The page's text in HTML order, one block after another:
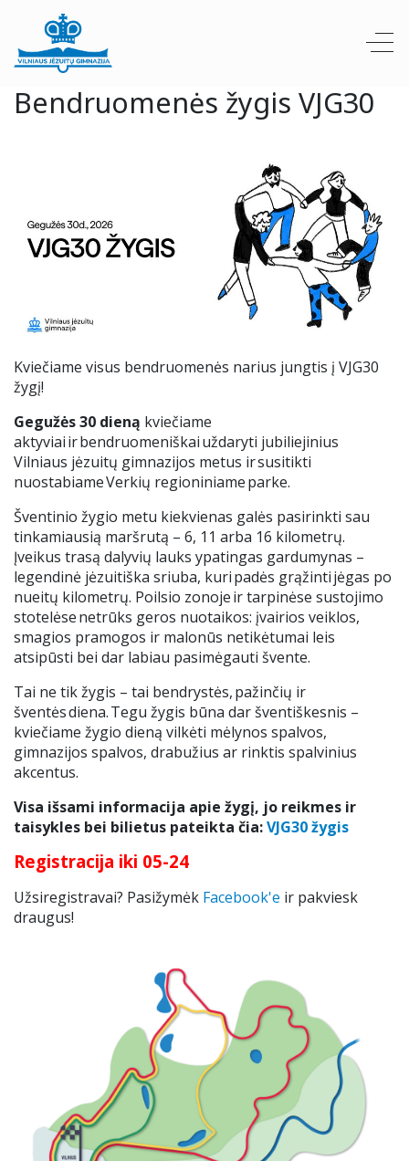
Bendruomenės žygis VJG30
Kviečiame visus bendruomenės narius jungtis į VJG30
žygį!
Gegužės 30 dieną kviečiame
aktyviai ir bendruomeniškai uždaryti jubiliejinius
Vilniaus jėzuitų gimnazijos metus ir susitikti
nuostabiame Verkių regioniniame parke.
Šventinio žygio metu kiekvienas galės pasirinkti sau
tinkamiausią maršrutą – 6, 1 1 arba 16 kilometrų.
Įveikus trasą dalyvių lauks ypatingas gardumynas –
legendinė jėzuitiška sriuba, kuri padės grąžinti jėgas po
nueitų kilometrų. Poilsio zonoje ir tarpinėse sustojimo
stotelėse netrūks geros nuotaikos: įvairios veiklos,
smagios pramogos ir malonūs netikėtumai leis
atsipūsti bei dar labiau pasimėgauti švente.
Tai ne tik žygis – tai bendrystės, pažinčių ir
šventės diena.Tegu žygis būna dar šventiškesnis –
kviečiame žygio dieną vilkėti mėlynos spalvos,
gimnazijos spalvos, drabužius ar rinktis spalvinius
akcentus.
Visa išsami informacija apie žygį, jo reikmes ir
taisykles bei bilietus pateikta čia:VJG30 žygis
Registracija iki 05-24
Užsiregistravai? Pasižymėk Facebook'e ir pakviesk
draugus!